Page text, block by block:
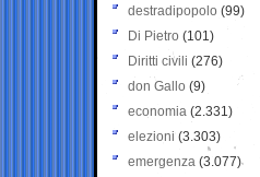
destradipopolo (99)
Di Pietro (101)
Diritti civili (276)
don Gallo (9)
economia (2.331)
elezioni (3.303)
emergenza (3.077)